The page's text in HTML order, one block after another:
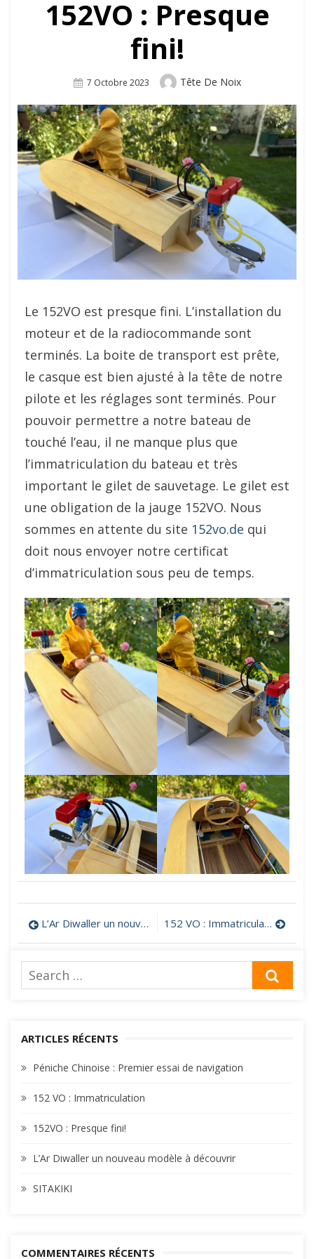
152VO : Presque
fini!
Posted
7 Octobre 2023 Author
Tête De Noix
Le 152VO est presque fini. L’installation du
moteur et de la radiocommande sont
terminés. La boite de transport est prête,
le casque est bien ajusté à la tête de notre
pilote et les réglages sont terminés. Pour
pouvoir permettre a notre bateau de
touché l’eau, il ne manque plus que
l’immatriculation du bateau et très
important le gilet de sauvetage. Le gilet est
une obligation de la jauge 152VO. Nous
sommes en attente du site 152vo.de qui
doit nous envoyer notre certificat
d’immatriculation sous peu de temps.
Navigation
de
l’article
L’Ar Diwaller un nouveau modèle à découvrir 152 VO : Immatriculation
Search
for:
ARTICLES RÉCENTS
Péniche Chinoise : Premier essai de navigation
152 VO : Immatriculation
152VO : Presque fini!
L’Ar Diwaller un nouveau modèle à découvrir
SITAKIKI
COMMENTAIRES RÉCENTS